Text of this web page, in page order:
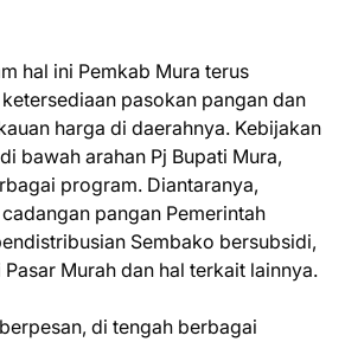
hal ini Pemkab Mura terus
pasokan pangan dan
harga di daerahnya. Kebijakan
bawah arahan Pj Bupati Mura,
program. Diantaranya,
pangan Pemerintah
Sembako bersubsidi,
Murah dan hal terkait lainnya.
di tengah berbagai